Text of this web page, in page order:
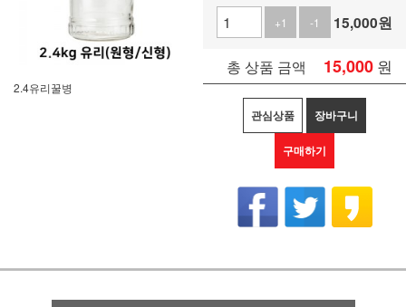
2.4유리꿀병
+1
-1 15,000원
총 상품 금액 15,000 원
관심상품 장바구니
구매하기